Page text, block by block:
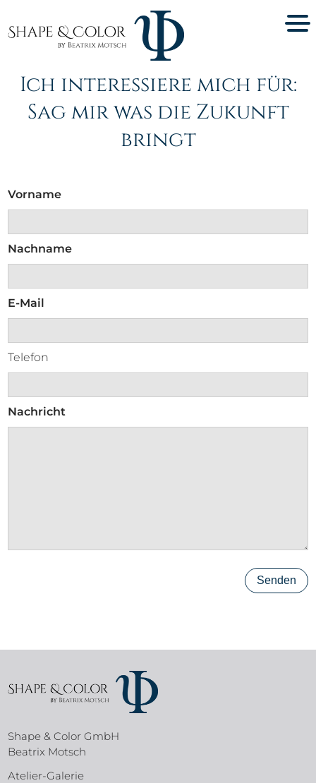
Ich interessiere mich für:
Sag mir was die Zukunft
bringt
Vorname
Nachname
E-Mail
Telefon
Nachricht
Senden
Shape & Color GmbH
Beatrix Motsch
Atelier-Galerie